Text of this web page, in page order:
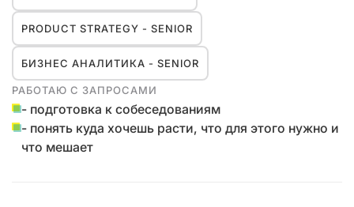
PRODUCT STRATEGY - SENIOR
БИЗНЕС АНАЛИТИКА - SENIOR
РАБОТАЮ С ЗАПРОСАМИ
- подготовка к собеседованиям
- понять куда хочешь расти, что для этого нужно и
что мешает